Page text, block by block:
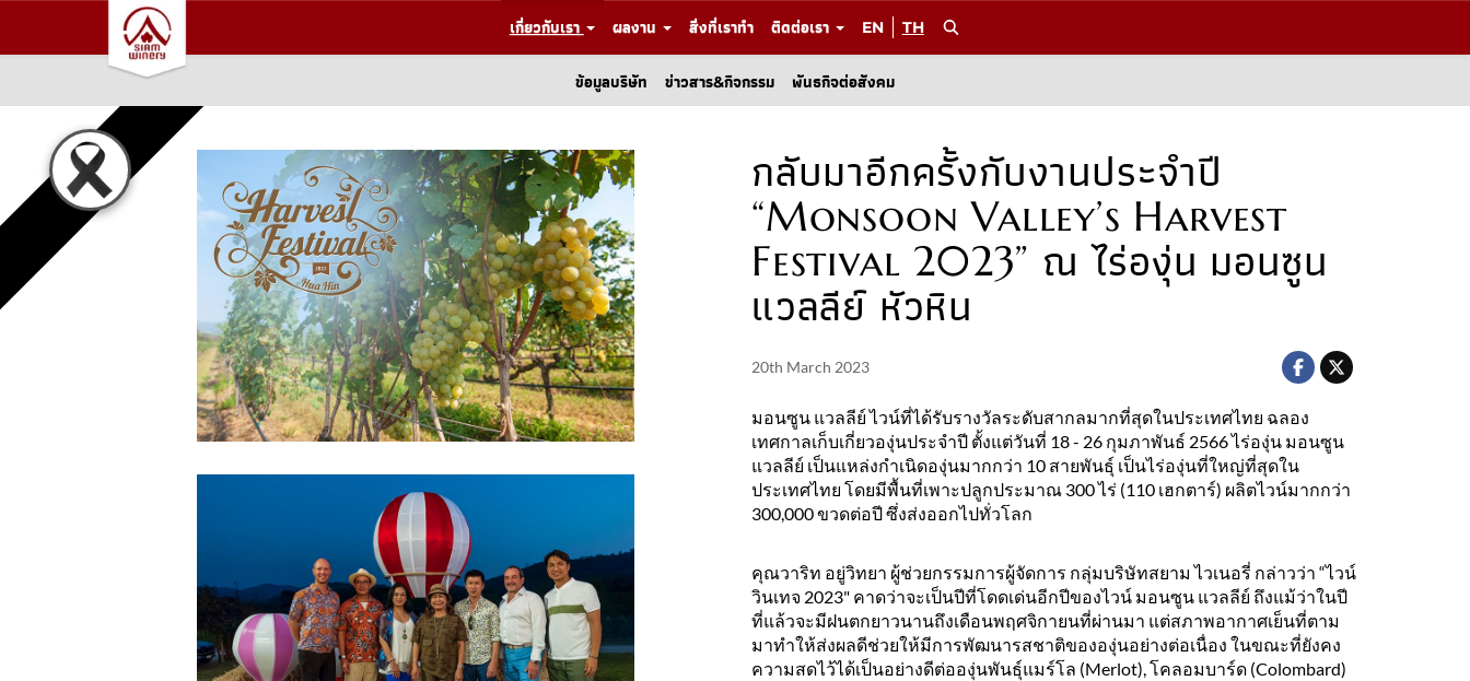
เกี่ยวกับเรา
ข้อมูลบริษัท ข่าวสาร&กิจกรรม พันธกิจต่อสังคม
ผลงาน สิ่งที่เราทำ ติดต่อเรา EN TH
กลับมาอีกครั้งกับงานประจำปี
“Monsoon Valley’s Harvest
Festival 2023” ณ ไร่องุ่น มอนซูน
แวลลีย์ หัวหิน
20th March 2023
มอนซูน แวลลีย์ ไวน์ที่ได้รับรางวัลระดับสากลมากที่สุดในประเทศไทย ฉลอง
เทศกาลเก็บเกี่ยวองุ่นประจำปี ตั้งแต่วันที่ 18 - 26 กุมภาพันธ์ 2566 ไร่องุ่น มอนซูน
แวลลีย์ เป็นแหล่งกำเนิดองุ่นมากกว่า 10 สายพันธุ์ เป็นไร่องุ่นที่ใหญ่ที่สุดใน
ประเทศไทย โดยมีพื้นที่เพาะปลูกประมาณ 300 ไร่ (110 เฮกตาร์) ผลิตไวน์มากกว่า
300,000 ขวดต่อปี ซึ่งส่งออกไปทั่วโลก
คุณวาริท อยู่วิทยา ผู้ช่วยกรรมการผู้จัดการ กลุ่มบริษัทสยาม ไวเนอรี่ กล่าวว่า “ไวน์
วินเทจ 2023" คาดว่าจะเป็นปีที่โดดเด่นอีกปีของไวน์ มอนซูน แวลลีย์ ถึงแม้ว่าในปี
ที่แล้วจะมีฝนตกยาวนานถึงเดือนพฤศจิกายนที่ผ่านมา แต่สภาพอากาศเย็นที่ตาม
มาทำให้ส่งผลดีช่วยให้มีการพัฒนารสชาติขององุ่นอย่างต่อเนื่อง ในขณะที่ยังคง
ความสดไว้ได้เป็นอย่างดีต่อองุ่นพันธุ์แมร์โล (Merlot), โคลอมบาร์ด (Colombard)